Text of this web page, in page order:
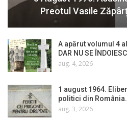
Preotul Vasile
A apărut volumul 4
DAR NU SE
aug. 4, 2026
1 august 1964.
politici din
aug. 3, 2026